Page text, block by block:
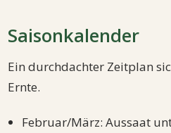
Saisonkalender
Ein durchdachter Zeitplan
Ernte.
Februar/März: Aussaat